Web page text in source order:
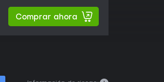
Comprar ahora